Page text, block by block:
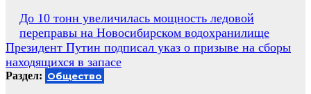
Навигация
по
записям
До 10 тонн увеличилась мощность ледовой
переправы на Новосибирском водохранилище
Президент Путин подписал указ о призыве на сборы
находящихся в запасе
Раздел: Общество